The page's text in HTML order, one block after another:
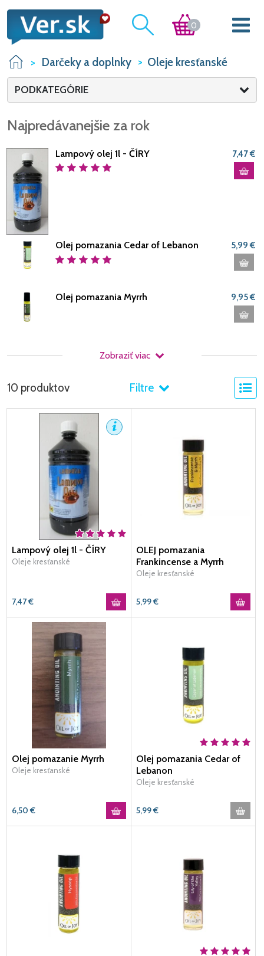
0
Darčeky a doplnky Oleje kresťanské
PODKATEGÓRIE
Najpredávanejšie za rok
Lampový olej 1l - ČÍRY 7,47 €
Olej pomazania Cedar of Lebanon 5,99 €
Olej pomazania Myrrh 9,95 €
Zobraziť viac
10 produktov Filtre
Lampový olej 1l - ČÍRY
Oleje kresťanské
7,47€
OLEJ pomazania
Frankincense a Myrrh
Oleje kresťanské
5,99€
Olej pomazanie Myrrh
Oleje kresťanské
6,50 €
Olej pomazania Cedar of
Lebanon
Oleje kresťanské
5,99€